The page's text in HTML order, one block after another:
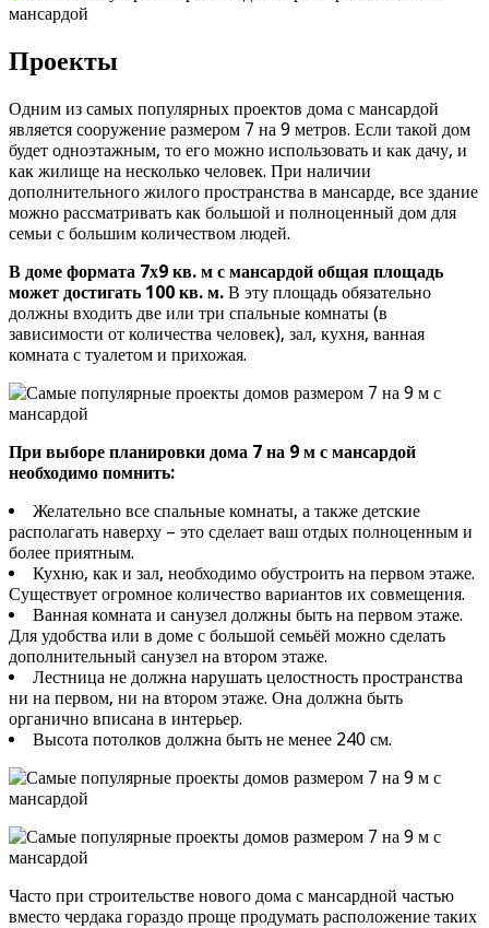
Проекты
Одним из самых популярных проектов дома с мансардой
является сооружение размером 7 на 9 метров. Если такой дом
будет одноэтажным, то его можно использовать и как дачу, и
как жилище на несколько человек. При наличии
дополнительного жилого пространства в мансарде, все здание
можно рассматривать как большой и полноценный дом для
семьи с большим количеством людей.
В доме формата 7х9 кв. м с мансардой общая площадь
может достигать 100 кв. м. В эту площадь обязательно
должны входить две или три спальные комнаты (в
зависимости от количества человек), зал, кухня, ванная
комната с туалетом и прихожая.
При выборе планировки дома 7 на 9 м с мансардой
необходимо помнить:
Желательно все спальные комнаты, а также детские
располагать наверху – это сделает ваш отдых полноценным и
более приятным.
Кухню, как и зал, необходимо обустроить на первом этаже.
Существует огромное количество вариантов их совмещения.
Ванная комната и санузел должны быть на первом этаже.
Для удобства или в доме с большой семьёй можно сделать
дополнительный санузел на втором этаже.
Лестница не должна нарушать целостность пространства
ни на первом, ни на втором этаже. Она должна быть
органично вписана в интерьер.
Высота потолков должна быть не менее 240 см.
Часто при строительстве нового дома с мансардной частью
вместо чердака гораздо проще продумать расположение таких